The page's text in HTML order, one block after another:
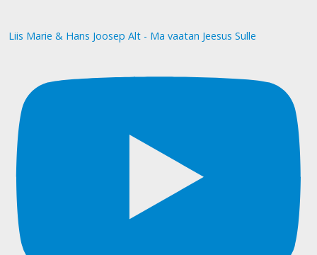
Liis Marie & Hans Joosep Alt - Ma vaatan Jeesus Sulle